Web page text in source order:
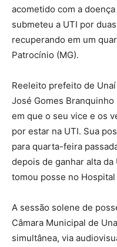
acometido com a
submeteu a UTI por
recuperando em um
Patrocínio (MG).
Reeleito prefeito de
José Gomes
em que o seu vice e os
por estar na UTI. Sua
para quarta-feira
depois de ganhar alta da
tomou posse no
A sessão solene de
Câmara Municipal de
simultânea, via